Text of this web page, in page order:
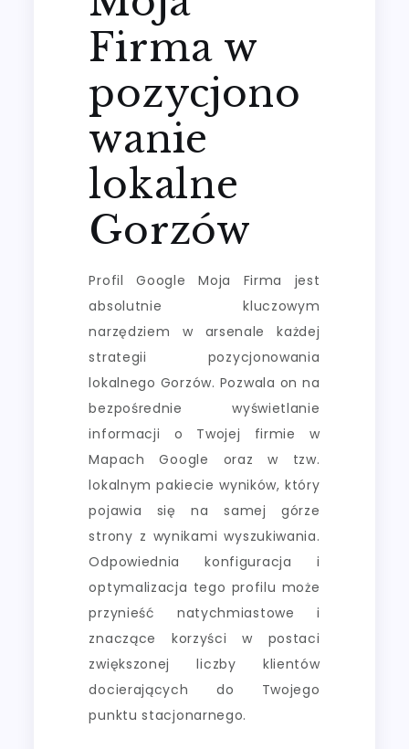
Firma w
pozycjono
wanie
lokalne
Gorzów
Profil Google Moja Firma jest
absolutnie kluczowym
narzędziem w arsenale każdej
strategii pozycjonowania
lokalnego Gorzów. Pozwala on na
bezpośrednie wyświetlanie
informacji o Twojej firmie w
Mapach Google oraz w tzw.
lokalnym pakiecie wyników, który
pojawia się na samej górze
strony z wynikami wyszukiwania.
Odpowiednia konfiguracja i
optymalizacja tego profilu może
przynieść natychmiastowe i
znaczące korzyści w postaci
zwiększonej liczby klientów
docierających do Twojego
punktu stacjonarnego.